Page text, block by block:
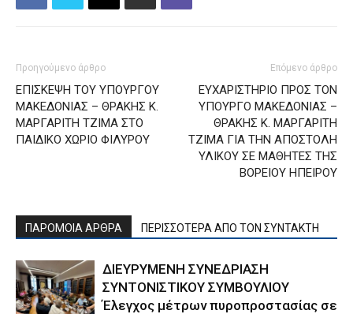
Προηγούμενο άρθρο
ΕΠΙΣΚΕΨΗ ΤΟΥ ΥΠΟΥΡΓΟΥ
ΜΑΚΕΔΟΝΙΑΣ – ΘΡΑΚΗΣ Κ.
ΜΑΡΓΑΡΙΤΗ ΤΖΙΜΑ ΣΤΟ
ΠΑΙΔΙΚΟ ΧΩΡΙΟ ΦΙΛΥΡΟΥ
Επόμενο άρθρο
ΕΥΧΑΡΙΣΤΗΡΙΟ ΠΡΟΣ ΤΟΝ
ΥΠΟΥΡΓΟ ΜΑΚΕΔΟΝΙΑΣ –
ΘΡΑΚΗΣ Κ. ΜΑΡΓΑΡΙΤΗ
ΤΖΙΜΑ ΓΙΑ ΤΗΝ ΑΠΟΣΤΟΛΗ
ΥΛΙΚΟΥ ΣΕ ΜΑΘΗΤΕΣ ΤΗΣ
ΒΟΡΕΙΟΥ ΗΠΕΙΡΟΥ
ΠΑΡΟΜΟΙΑ ΑΡΘΡΑ ΠΕΡΙΣΣΟΤΕΡΑ ΑΠΟ ΤΟΝ ΣΥΝΤΑΚΤΗ
ΔΙΕΥΡΥΜΕΝΗ ΣΥΝΕΔΡΙΑΣΗ
ΣΥΝΤΟΝΙΣΤΙΚΟΥ ΣΥΜΒΟΥΛΙΟΥ
Έλεγχος μέτρων πυροπροστασίας σε